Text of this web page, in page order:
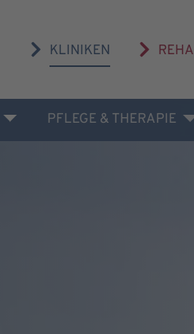
KLINIKEN REHA
PFLEGE & THERAPIE